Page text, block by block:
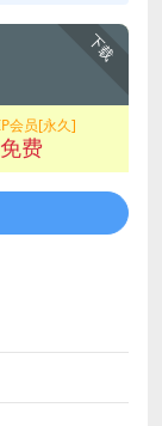
下载
会员[永久]
免费